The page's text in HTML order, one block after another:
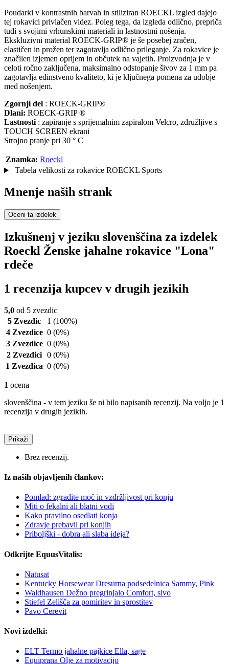
Poudarki v kontrastnih barvah in stiliziran ROECKL izgled dajejo
tej rokavici privlačen videz. Poleg tega, da izgleda odlično, prepriča
tudi s svojimi vrhunskimi materiali in lastnostmi nošenja.
Ekskluzivni material ROECK-GRIP® je še posebej zračen,
elastičen in prožen ter zagotavlja odlično prileganje. Za rokavice je
značilen izjemen oprijem in občutek na vajetih. Proizvodnja je v
celoti ročno zaključena, maksimalno odstopanje šivov za 1 mm pa
zagotavlja edinstveno kvaliteto, ki je ključnega pomena za udobje
med nošenjem.
Zgornji del : ROECK-GRIP®
Dlani: ROECK-GRIP ®
Lastnosti : zapiranje s sprijemalnim zapiralom Velcro, združljive s
TOUCH SCREEN ekrani
Strojno pranje pri 30 ° C
Znamka: Roeckl
Tabela velikosti za rokavice ROECKL Sports
Mnenje naših strank
Oceni ta izdelek
Izkušnenj v jeziku slovenščina za izdelek
Roeckl Ženske jahalne rokavice "Lona"
rdeče
1 recenzija kupcev v drugih jezikih
5,0 od 5 zvezdic
5 Zvezdic
1 (100%)
4 Zvezdice 0 (0%)
3 Zvezdice 0 (0%)
2 Zvezdici 0 (0%)
1 Zvezdica 0 (0%)
1 ocena
slovenščina - v tem jeziku še ni bilo napisanih recenzij. Na voljo je 1
recenzija v drugih jezikih.
Prikaži
Brez recenzij.
Iz naših objavljenih člankov:
Pomlad: zgradite moč in vzdržljivost pri konju
Miti o fekalni ali blatni vodi
Kako pravilno osedlati konja
Zdravje prebavil pri konjih
Priboljški - dobra ali slaba ideja?
Odkrijte EquusVitalis:
Natusat
Kentucky Horsewear Dresurna podsedelnica Sammy, Pink
Waldhausen Dežno pregrinjalo Comfort, sivo
Stiefel Zelišča za pomiritev in sprostitev
Pavo Cerevit
Novi izdelki:
ELT Termo jahalne pajkice Ella, sage
Equiprana Olje za motivacijo